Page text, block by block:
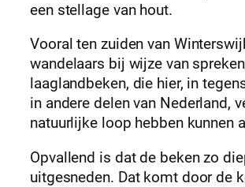
een stellage van hout.
Vooral ten zuiden van
wandelaars bij wijze van
laaglandbeken, die hier, in
in andere delen van Nederland,
natuurlijke loop hebben kunnen
Opvallend is dat de beken zo
uitgesneden. Dat komt door de